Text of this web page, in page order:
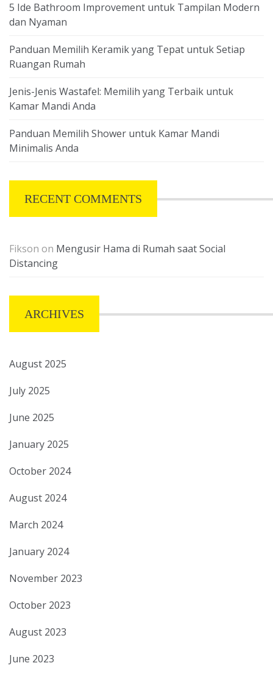
5 Ide Bathroom Improvement untuk Tampilan Modern
dan Nyaman
Panduan Memilih Keramik yang Tepat untuk Setiap
Ruangan Rumah
Jenis-Jenis Wastafel: Memilih yang Terbaik untuk
Kamar Mandi Anda
Panduan Memilih Shower untuk Kamar Mandi
Minimalis Anda
RECENT COMMENTS
Fikson on Mengusir Hama di Rumah saat Social
Distancing
ARCHIVES
August 2025
July 2025
June 2025
January 2025
October 2024
August 2024
March 2024
January 2024
November 2023
October 2023
August 2023
June 2023